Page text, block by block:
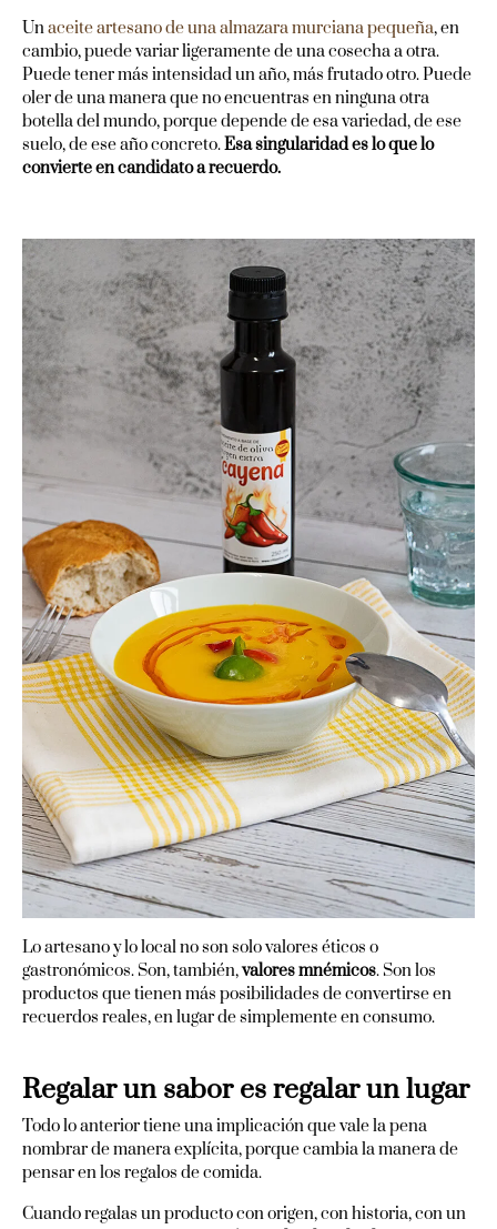
Unaceite artesano de una almazara murciana pequeña, en
cambio, puede variar ligeramente de una cosecha a otra.
Puede tener más intensidad un año, más frutado otro. Puede
oler de una manera que no encuentras en ninguna otra
botella del mundo, porque depende de esa variedad, de ese
suelo, de ese año concreto.Esa singularidad es lo que lo
convierte en candidato a recuerdo.
Lo artesano y lo local no son solo valores éticos o
gastronómicos. Son, también,valores mnémicos. Son los
productos que tienen más posibilidades de convertirse en
recuerdos reales, en lugar de simplemente en consumo.
Regalar un sabor es regalar un lugar
Todo lo anterior tiene una implicación que vale la pena
nombrar de manera explícita, porque cambia la manera de
pensar en los regalos de comida.
Cuando regalas un producto con origen, con historia, con un